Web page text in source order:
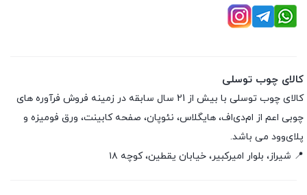
کالای چوب توسلی
کالای چوب توسلی با بیش از 21 سال سابقه در زمینه فروش فرآوره های
چوبی اعم از ام‌دی‌اف، هایگلاس، نئوپان، صفحه کابینت، ورق فومیزه و
پلای‌وود می باشد.
📍 شیراز، بلوار امیرکبیر، خیابان یقطین، کوچه ۱۸